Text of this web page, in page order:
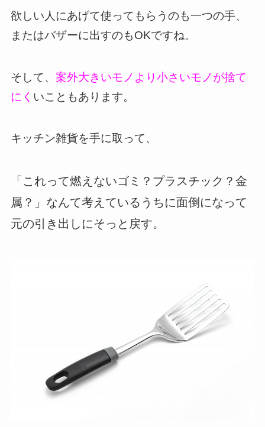
欲しい人にあげて使ってもらうのも一つの手、
またはバザーに出すのもOKですね。
そして、 案外大きいモノより小さいモノが捨て
にく いこともあります。
キッチン雑貨を手に取って、
「これって燃えないゴミ？プラスチック？金
属？」なんて考えているうちに面倒になって
元の引き出しにそっと戻す。